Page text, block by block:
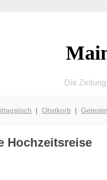
Die
|Obstkorb |
Hochzeitsreise